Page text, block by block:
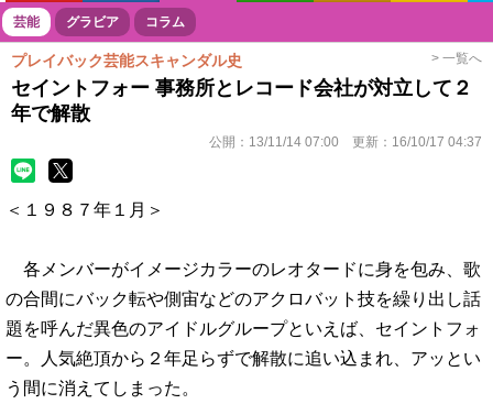
ボートレース 競輪 オートレース
芸能 グラビア コラム
プレイバック芸能スキャンダル史 > 一覧へ
セイントフォー 事務所とレコード会社が対立して２
年で解散
公開： 13/11/14 07:00 更新： 16/10/17 04:37
＜１９８７年１月＞
各メンバーがイメージカラーのレオタードに身を包み、歌
の合間にバック転や側宙などのアクロバット技を繰り出し話
題を呼んだ異色のアイドルグループといえば、セイントフォ
ー。人気絶頂から２年足らずで解散に追い込まれ、アッとい
う間に消えてしまった。